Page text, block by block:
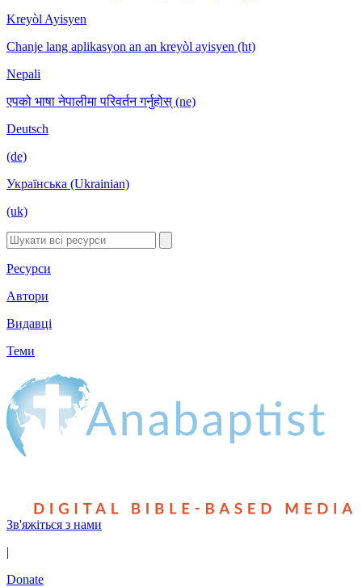
Kreyòl Ayisyen
Chanje lang aplikasyon an an kreyòl ayisyen (ht)
Nepali
एपको भाषा नेपालीमा परिवर्तन गर्नुहोस् (ne)
Deutsch
(de)
Українська (Ukrainian)
(uk)
Ресурси
Автори
Видавці
Теми
Зв'яжіться з нами
|
Donate